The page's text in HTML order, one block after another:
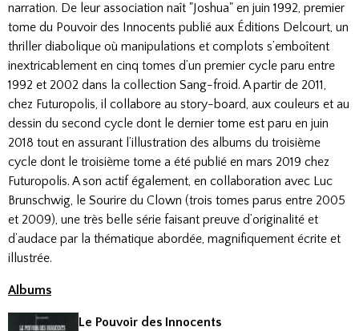
narration. De leur association naît "Joshua" en juin 1992, premier
tome du Pouvoir des Innocents publié aux Éditions Delcourt, un
thriller diabolique où manipulations et complots s’emboîtent
inextricablement en cinq tomes d’un premier cycle paru entre
1992 et 2002 dans la collection Sang-froid. A partir de 2011,
chez Futuropolis, il collabore au story-board, aux couleurs et au
dessin du second cycle dont le dernier tome est paru en juin
2018 tout en assurant l’illustration des albums du troisième
cycle dont le troisième tome a été publié en mars 2019 chez
Futuropolis. A son actif également, en collaboration avec Luc
Brunschwig, le Sourire du Clown (trois tomes parus entre 2005
et 2009), une très belle série faisant preuve d’originalité et
d’audace par la thématique abordée, magnifiquement écrite et
illustrée.
Albums
Le Pouvoir des Innocents